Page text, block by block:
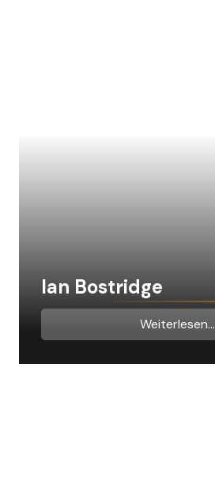
Ian Bostridge
Weiterlesen...